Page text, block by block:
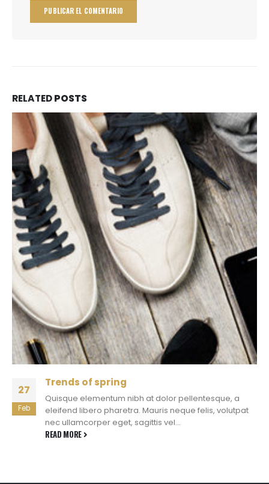
RELATEDPOSTS
27
Feb
Trends of spring
Quisque elementum nibh at dolor pellentesque, a
eleifend libero pharetra. Mauris neque felis, volutpat
nec ullamcorper eget, sagittis vel...
READ MORE